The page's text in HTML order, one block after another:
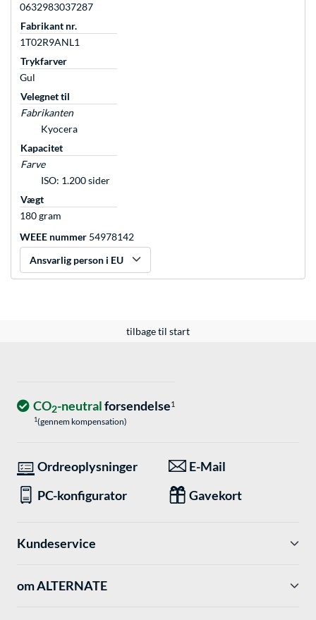
0632983037287
Fabrikant nr.
1T02R9ANL1
Trykfarver
Gul
Velegnet til
Fabrikanten
Kyocera
Kapacitet
Farve
ISO: 1.200 sider
Vægt
180 gram
WEEE nummer 54978142
Ansvarlig person i EU
tilbage til start
CO2-neutralforsendelse1
1(gennem kompensation)
Ordreoplysninger
E-Mail
PC-konfigurator
Gavekort
Kundeservice
om ALTERNATE